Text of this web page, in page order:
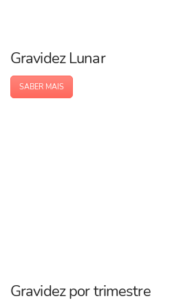
Gravidez Lunar
SABER MAIS
Gravidez por trimestre